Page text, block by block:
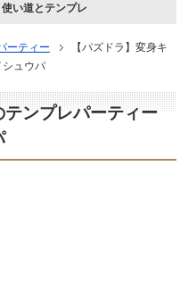
使い道とテンプレ
ーティー
【パズドラ】変身キ
シュウパ
ンプレパーティー